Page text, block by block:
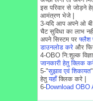
इस परिवार से जोड़ने
आमंत्रण भेजे |
3-यदि आप अपने ओ बी
चैट सुविधा का लाभ
अपने सिस्टम परफ्लैश
डाउनलोड करे और
4-OBO नि:शुल्क
जानकारी हेतु क्लिक
5-"सुझाव एवं शिकायत
हेतुयहाँक्लिक करे |
6-Download OBO